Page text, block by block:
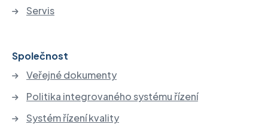
Servis
Společnost
Veřejné dokumenty
Politika integrovaného systému řízení
Systém řízení kvality